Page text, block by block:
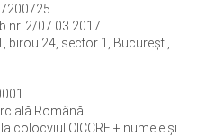
nr. 2/07.03.2017
birou 24, sector 1, București,
Română
colocviul CICCRE + numele și